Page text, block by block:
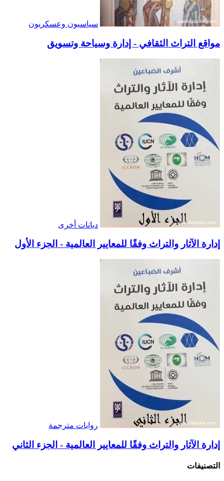
سياسيون وعسكريون
مواقع التراث الثقافي - إدارة وسياحة وتسويق
ديانات أخرى
إدارة الآثار والتراث وفقًا للمعايير العالمية - الجزء الأول
روايات مترجمة
إدارة الآثار والتراث وفقًا للمعايير العالمية - الجزء الثاني
التصنيفات